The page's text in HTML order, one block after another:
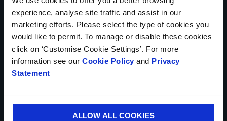
experience, analyse site traffic and assist in our
marketing efforts. Please select the type of cookies you
would like to permit. To manage or disable these cookies
click on ‘Customise Cookie Settings’. For more
information see our Cookie Policy and Privacy
Statement
ALLOW ALL COOKIES
E-POSTADRESSE*